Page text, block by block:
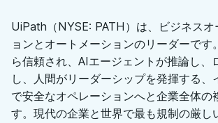
UiPath（NYSE: PATH）は、ビジネスオ
ョンとオートメーションのリーダーです
ら信頼され、AIエージェントが推論し、
し、人間がリーダーシップを発揮する、
で安全なオペレーションへと企業全体の
す。現代の企業と世界で最も規制の厳し